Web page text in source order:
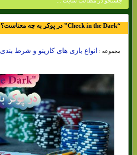
“Check in the Dark” در پوکر به چه معناست؟
مجموعه : انواع بازی های کازینو و شرط بندی